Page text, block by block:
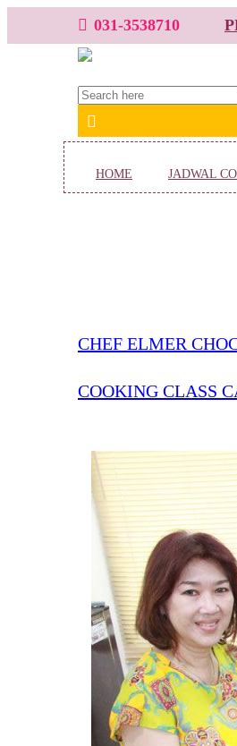
031-3538710
HOME JADWAL
CHEF ELMER
COOKING CLASS